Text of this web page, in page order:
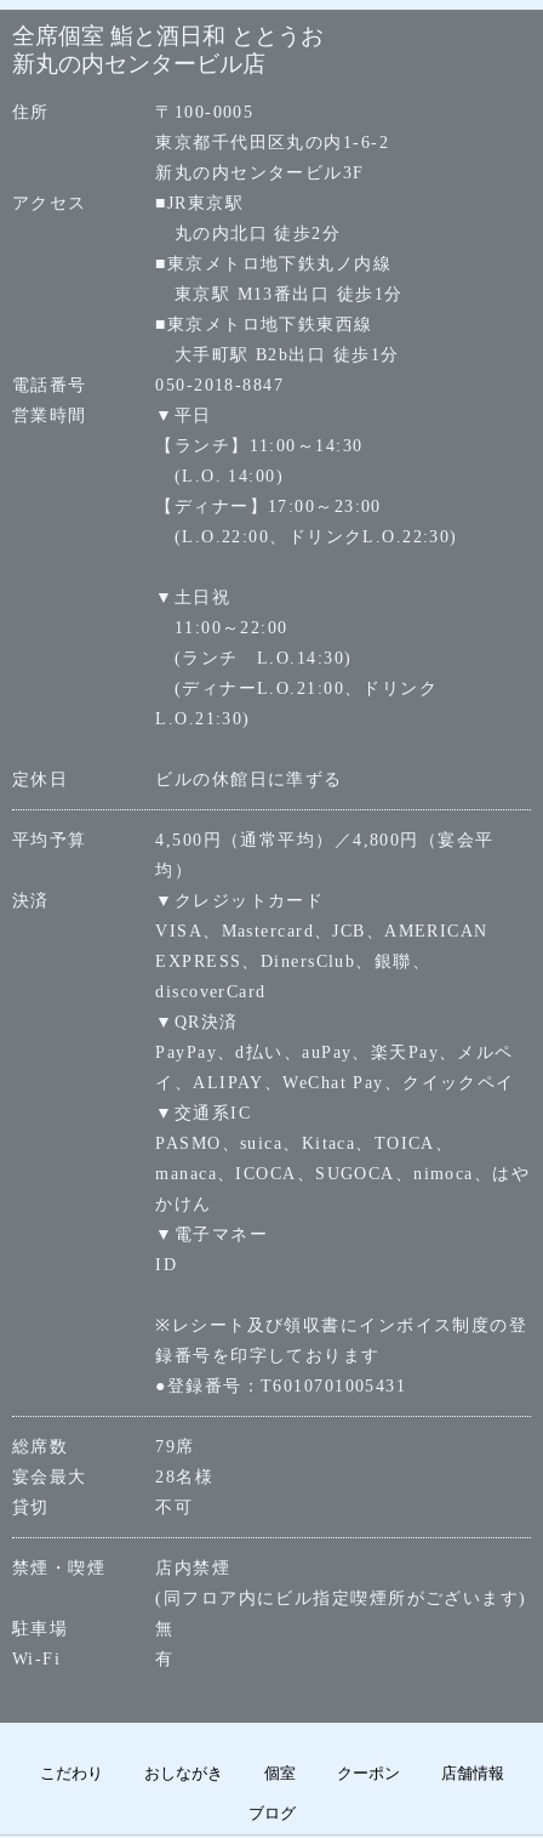
全席個室 鮨と酒日和 ととうお
新丸の内センタービル店
住所
〒100-0005
東京都千代田区丸の内1-6-2
新丸の内センタービル3F
アクセス
■JR東京駅
丸の内北口 徒歩2分
■東京メトロ地下鉄丸ノ内線
東京駅 M13番出口 徒歩1分
■東京メトロ地下鉄東西線
大手町駅 B2b出口 徒歩1分
電話番号
050-2018-8847
営業時間
▼平日
【ランチ】11:00～14:30
(L.O. 14:00)
【ディナー】17:00～23:00
(L.O.22:00、ドリンクL.O.22:30)
▼土日祝
11:00～22:00
(ランチ L.O.14:30)
(ディナーL.O.21:00、ドリンク
L.O.21:30)
定休日 ビルの休館日に準ずる
平均予算
4,500円（通常平均）／4,800円（宴会平
均）
決済
▼クレジットカード
VISA、Mastercard、JCB、AMERICAN
EXPRESS、DinersClub、銀聯、
discoverCard
▼QR決済
PayPay、d払い、auPay、楽天Pay、メルペ
イ、ALIPAY、WeChat Pay、クイックペイ
▼交通系IC
PASMO、suica、Kitaca、TOICA、
manaca、ICOCA、SUGOCA、nimoca、はや
かけん
▼電子マネー
ID
※レシート及び領収書にインボイス制度の登
録番号を印字しております
●登録番号：T6010701005431
総席数
79席
宴会最大
28名様
貸切
不可
禁煙・喫煙
店内禁煙
(同フロア内にビル指定喫煙所がございます)
駐車場
無
Wi-Fi
有
こだわり おしながき 個室 クーポン 店舗情報
ブログ